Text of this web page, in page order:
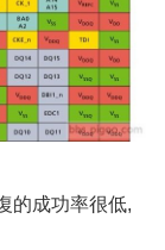
的成功率很低,